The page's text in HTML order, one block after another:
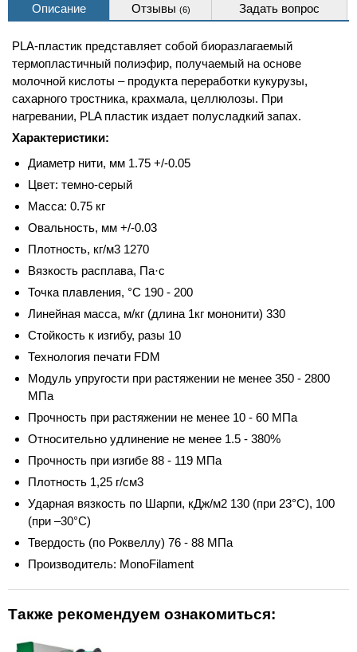
Описание Отзывы (6) Задать вопрос
PLA-пластик представляет собой биоразлагаемый
термопластичный полиэфир, получаемый на основе
молочной кислоты – продукта переработки кукурузы,
сахарного тростника, крахмала, целлюлозы. При
нагревании, PLA пластик издает полусладкий запах.
Характеристики:
Диаметр нити, мм 1.75 +/-0.05
Цвет: темно-серый
Масса: 0.75 кг
Овальность, мм +/-0.03
Плотность, кг/м3 1270
Вязкость расплава, Па·с
Точка плавления, °С 190 - 200
Линейная масса, м/кг (длина 1кг мононити) 330
Стойкость к изгибу, разы 10
Технология печати FDM
Модуль упругости при растяжении не менее 350 - 2800
МПа
Прочность при растяжении не менее 10 - 60 МПа
Относительно удлинение не менее 1.5 - 380%
Прочность при изгибе 88 - 119 МПа
Плотность 1,25 г/см3
Ударная вязкость по Шарпи, кДж/м2 130 (при 23°C), 100
(при –30°C)
Твердость (по Роквеллу) 76 - 88 МПа
Производитель: MonoFilament
Также рекомендуем ознакомиться: